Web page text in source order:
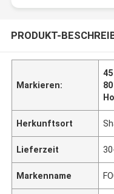
PRODUKT-
Markieren:
Herkunftsort
Lieferzeit
Markenname